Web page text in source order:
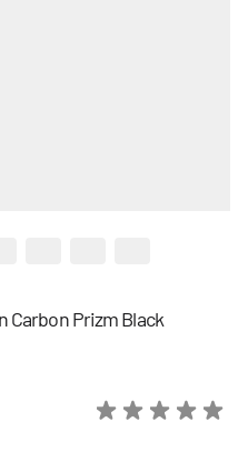
Carbon Prizm Black